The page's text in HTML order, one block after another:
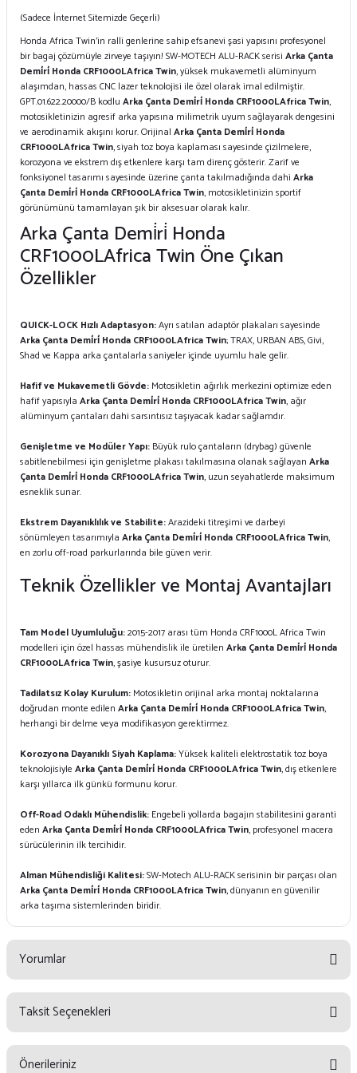
(Sadece İnternet Sitemizde Geçerli)
Honda Africa Twin’in ralli genlerine sahip efsanevi şasi yapısını profesyonel
bir bagaj çözümüyle zirveye taşıyın! SW-MOTECH ALU-RACK serisi Arka Çanta
Demi̇ri̇ Honda CRF1000LAfrica Twin, yüksek mukavemetli alüminyum
alaşımdan, hassas CNC lazer teknolojisi ile özel olarak imal edilmiştir.
GPT.01.622.20000/B kodlu Arka Çanta Demi̇ri̇ Honda CRF1000LAfrica Twin,
motosikletinizin agresif arka yapısına milimetrik uyum sağlayarak dengesini
ve aerodinamik akışını korur. Orijinal Arka Çanta Demi̇ri̇ Honda
CRF1000LAfrica Twin, siyah toz boya kaplaması sayesinde çizilmelere,
korozyona ve ekstrem dış etkenlere karşı tam direnç gösterir. Zarif ve
fonksiyonel tasarımı sayesinde üzerine çanta takılmadığında dahi Arka
Çanta Demi̇ri̇ Honda CRF1000LAfrica Twin, motosikletinizin sportif
görünümünü tamamlayan şık bir aksesuar olarak kalır.
Arka Çanta Demi̇ri̇ Honda
CRF1000LAfrica Twin Öne Çıkan
Özellikler
QUICK-LOCK Hızlı Adaptasyon:Ayrı satılan adaptör plakaları sayesinde
Arka Çanta Demi̇ri̇ Honda CRF1000LAfrica Twin; TRAX, URBAN ABS, Givi,
Shad ve Kappa arka çantalarla saniyeler içinde uyumlu hale gelir.
Hafif ve Mukavemetli Gövde: Motosikletin ağırlık merkezini optimize eden
hafif yapısıyla Arka Çanta Demi̇ri̇ Honda CRF1000LAfrica Twin, ağır
alüminyum çantaları dahi sarsıntısız taşıyacak kadar sağlamdır.
Genişletme ve Modüler Yapı: Büyük rulo çantaların (drybag) güvenle
sabitlenebilmesi için genişletme plakası takılmasına olanak sağlayan Arka
Çanta Demi̇ri̇ Honda CRF1000LAfrica Twin, uzun seyahatlerde maksimum
esneklik sunar.
Ekstrem Dayanıklılık ve Stabilite:Arazideki titreşimi ve darbeyi
sönümleyen tasarımıyla Arka Çanta Demi̇ri̇ Honda CRF1000LAfrica Twin,
en zorlu off-road parkurlarında bile güven verir.
Teknik Özellikler ve Montaj Avantajları
Tam Model Uyumluluğu:2015-2017 arası tüm Honda CRF1000L Africa Twin
modelleri için özel hassas mühendislik ile üretilen Arka Çanta Demi̇ri̇ Honda
CRF1000LAfrica Twin, şasiye kusursuz oturur.
Tadilatsız Kolay Kurulum: Motosikletin orijinal arka montaj noktalarına
doğrudan monte edilen Arka Çanta Demi̇ri̇ Honda CRF1000LAfrica Twin,
herhangi bir delme veya modifikasyon gerektirmez.
Korozyona Dayanıklı Siyah Kaplama:Yüksek kaliteli elektrostatik toz boya
teknolojisiyle Arka Çanta Demi̇ri̇ Honda CRF1000LAfrica Twin, dış etkenlere
karşı yıllarca ilk günkü formunu korur.
Off-Road Odaklı Mühendislik: Engebeli yollarda bagajın stabilitesini garanti
eden Arka Çanta Demi̇ri̇ Honda CRF1000LAfrica Twin, profesyonel macera
sürücülerinin ilk tercihidir.
Alman Mühendisliği Kalitesi:SW-Motech ALU-RACK serisinin bir parçası olan
Arka Çanta Demi̇ri̇ Honda CRF1000LAfrica Twin, dünyanın en güvenilir
arka taşıma sistemlerinden biridir.
Yorumlar
Taksit Seçenekleri
Önerileriniz